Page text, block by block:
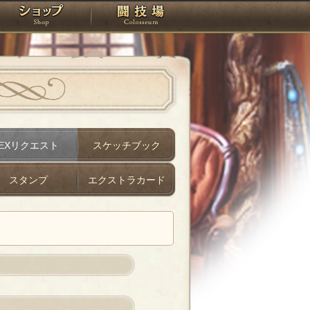
タジオ ショップ 闘技場
リクエスト スケッチブック
スタンプ エクストラカード